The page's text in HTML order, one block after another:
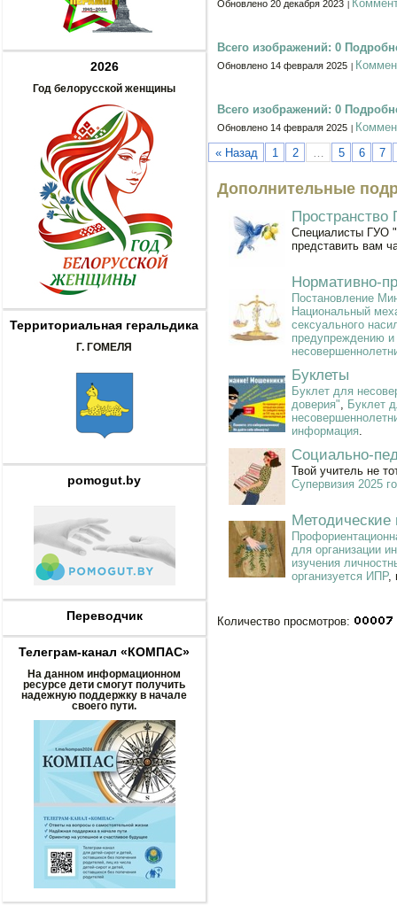
2026
Год белорусской женщины
Территориальная геральдика
Г. ГОМЕЛЯ
pomogut.by
Переводчик
Телеграм-канал «КОМПАС»
На данном информационном
ресурсе дети смогут получить
надежную поддержку в начале
своего пути.
Обновлено 20 декабря 2023
Всего изображений: 0
Обновлено 14 февраля 2025
Всего изображений: 0
Обновлено 14 февраля 2025
« Назад
1 2 5 6 7
Дополнительные
Пространство
Специалисты ГУО
представить вам
Нормативно-
Постановление
Национальный
сексуального
предупреждению
Буклеты
Буклет для
доверия", Буклет
информация.
Социально-
Твой учитель не
Супервизия 2025
для организации
изучения
организуется ИПР,
Количество просмотров: